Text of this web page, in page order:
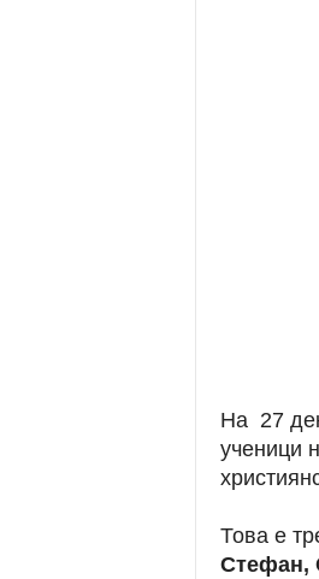
На 27
ученици
Това е
Стефан,